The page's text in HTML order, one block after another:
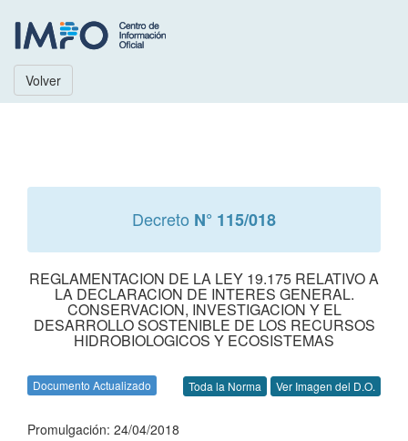
Volver
Decreto N° 115/018
REGLAMENTACION DE LA LEY 19.175 RELATIVO A
LA DECLARACION DE INTERES GENERAL.
CONSERVACION, INVESTIGACION Y EL
DESARROLLO SOSTENIBLE DE LOS RECURSOS
HIDROBIOLOGICOS Y ECOSISTEMAS
Documento Actualizado Toda la Norma Ver Imagen del D.O.
Promulgación: 24/04/2018